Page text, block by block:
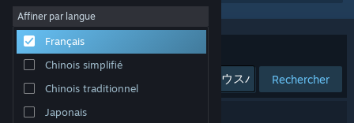
À propos
Support
Changer la langue
Affiner par langue
Français
Chinois simplifié
Chinois traditionnel
Japonais
Trier par Pertinence
Rechercher
0 résultats correspondent à votre recherche.